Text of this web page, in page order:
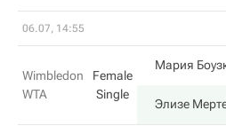
06.07, 14:55
Wimbledon
WTA
Female
Single
Мария
Элизе